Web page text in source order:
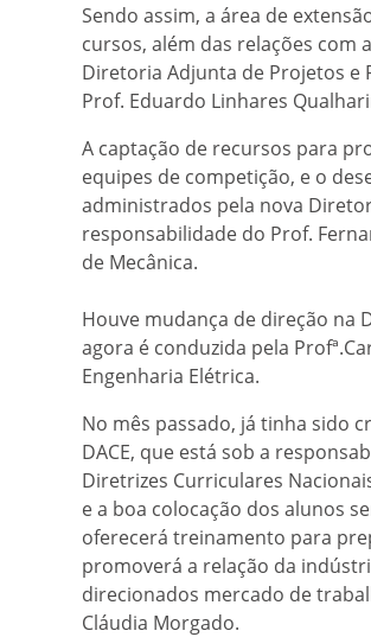
Sendo assim, a área de
cursos, além das relações com
Diretoria Adjunta de Projetos e
Prof. Eduardo Linhares
A captação de recursos para
equipes de competição, e o
administrados pela nova
responsabilidade do Prof.
de Mecânica.
Houve mudança de direção na
agora é conduzida pela
Engenharia Elétrica.
No mês passado, já tinha sido
DACE, que está sob a
Diretrizes Curriculares
e a boa colocação dos alunos
oferecerá treinamento para
promoverá a relação da
direcionados mercado de
Cláudia Morgado.